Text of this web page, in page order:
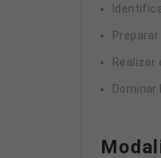
Realizar